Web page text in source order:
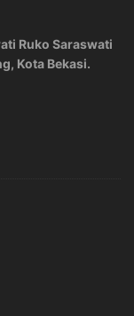
Ruko Saraswati
Kota Bekasi.